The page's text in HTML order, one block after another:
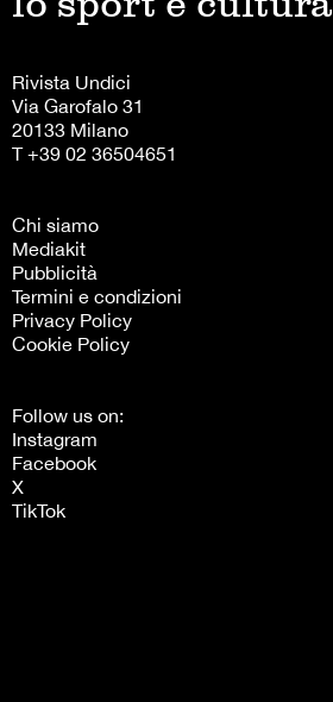
Rivista Undici
Via Garofalo 31
20133 Milano
T +39 02 36504651
Chi siamo
Mediakit
Pubblicità
Termini e condizioni
Privacy Policy
Cookie Policy
Follow us on:
Instagram
Facebook
X
TikTok